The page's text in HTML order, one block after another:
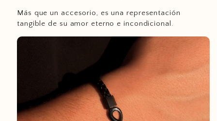
Más que un accesorio, es una representación
tangible de su amor eterno e incondicional.